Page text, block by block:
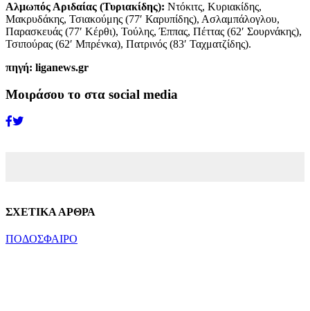
Αλμωπός Αριδαίας (Τυριακίδης): Ντόκιτς, Κυριακίδης,
Μακρυδάκης, Τσιακούμης (77′ Καρυπίδης), Ασλαμπάλογλου,
Παρασκευάς (77′ Κέρθι), Τούλης, Έππας, Πέττας (62′ Σουρνάκης),
Τσιπούρας (62′ Μπρένκα), Πατρινός (83′ Ταχματζίδης).
πηγή: liganews.gr
Μοιράσου το στα social media
ΣΧΕΤΙΚΑ ΑΡΘΡΑ
ΠΟΔΟΣΦΑΙΡΟ